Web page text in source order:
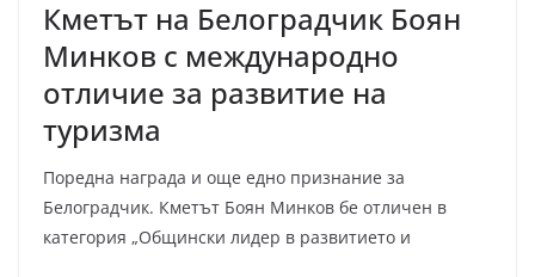
Кметът на Белоградчик Боян
Минков с международно
отличие за развитие на
туризма
Поредна награда и още едно признание за
Белоградчик. Кметът Боян Минков бе отличен в
категория „Общински лидер в развитието и